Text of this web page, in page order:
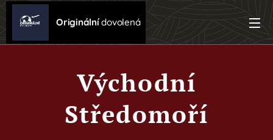
Originálnídovolená
Východní
Středomoří